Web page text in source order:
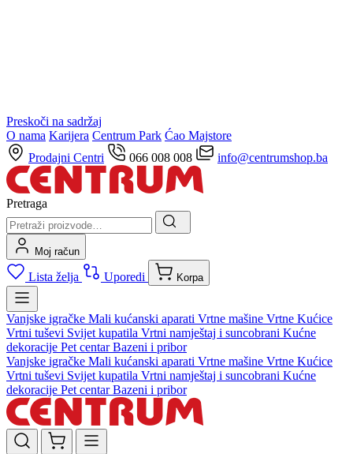
Preskoči na sadržaj
O nama Karijera Centrum Park Ćao Majstore
Prodajni Centri
066 008 008 info@centrumshop.ba
Pretraga
Moj račun
Lista želja Uporedi Korpa
Vanjske igračke Mali kućanski aparati Vrtne mašine Vrtne Kućice
Vrtni tuševi Svijet kupatila Vrtni namještaj i suncobrani Kućne
dekoracije Pet centarBazeni i pribor
Vanjske igračke Mali kućanski aparati Vrtne mašine Vrtne Kućice
Vrtni tuševi Svijet kupatila Vrtni namještaj i suncobrani Kućne
dekoracije Pet centarBazeni i pribor